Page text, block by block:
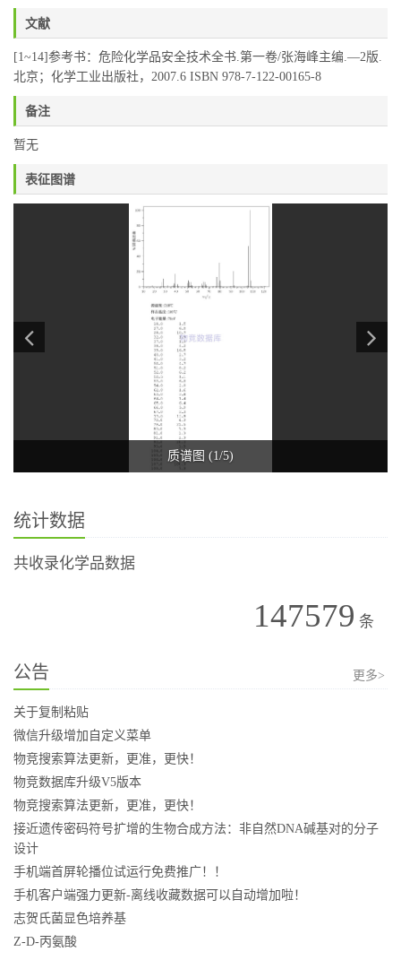
文献
[1~14]参考书：危险化学品安全技术全书.第一卷/张海峰主编.—2版.
北京；化学工业出版社，2007.6 ISBN 978-7-122-00165-8
备注
暂无
表征图谱
质谱图 (1/5)
统计数据
共收录化学品数据
147579 条
公告 更多>
关于复制粘贴
微信升级增加自定义菜单
物竞搜索算法更新，更准，更快！
物竞数据库升级V5版本
物竞搜索算法更新，更准，更快！
接近遗传密码符号扩增的生物合成方法：非自然DNA碱基对的分子
设计
手机端首屏轮播位试运行免费推广！！
手机客户端强力更新-离线收藏数据可以自动增加啦！
志贺氏菌显色培养基
Z-D-丙氨酸